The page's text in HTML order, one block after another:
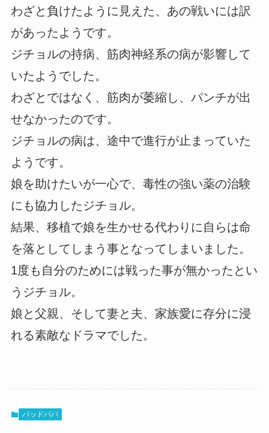
わざと負けたように見えた、あの戦いには訳
があったようです。
ジチョルの持病、筋肉神経系の病が影響して
いたようでした。
わざとではなく、筋肉が萎縮し、パンチが出
せなかったのです。
ジチョルの病は、途中で進行が止まっていた
ようです。
娘を助けたいが一心で、毒性の強い薬の治験
にも協力したジチョル。
結果、移植で娘を生かせる代わりに自らは命
を落としてしまう事となってしまいました。
1度も自分のためには戦った事が無かったとい
うジチョル。
娘と父親、そして妻と夫、家族愛に存分に浸
れる素敵なドラマでした。
バッドパパ